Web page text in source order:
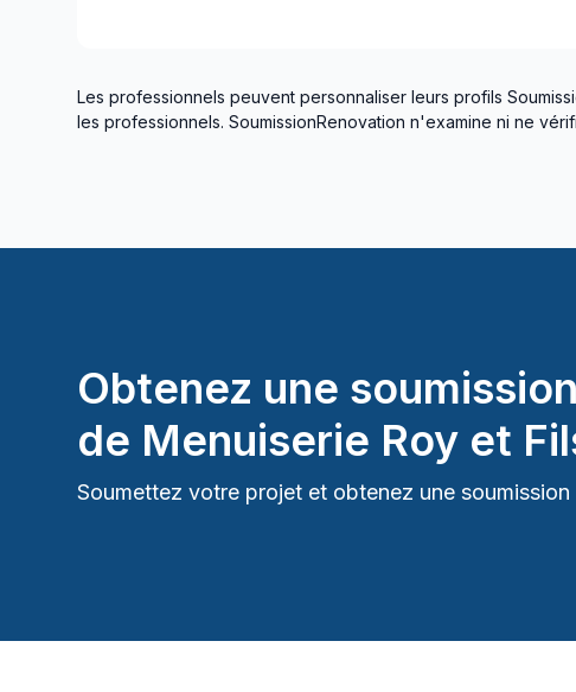
Les professionnels peuvent personnaliser leurs profils
les professionnels. SoumissionRenovation n'examine ni ne
Obtenez une
de Menuiserie Roy et
Soumettez votre projet et obtenez une soumission